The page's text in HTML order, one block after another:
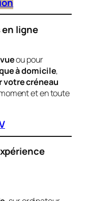
en ligne
ou pour
à domicile,
votre créneau
et en toute